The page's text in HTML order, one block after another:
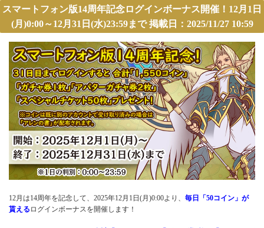
スマートフォン版14周年記念ログインボーナス開催！12月1日
(月)0:00～12月31日(水)23:59まで 掲載日：2025/11/27 10:59
12月は14周年を記念して、2025年12月1日(月)0:00より、 毎日「50コイン」が
貰える ログインボーナスを開催します！